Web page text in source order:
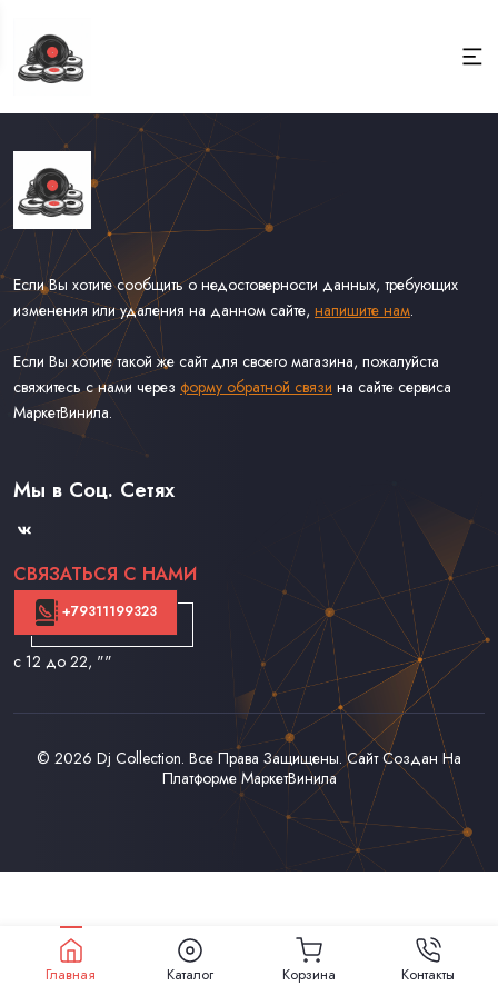
Если Вы хотите сообщить о недостоверности данных, требующих
изменения или удаления на данном сайте, напишите нам.
Если Вы хотите такой же сайт для своего магазина, пожалуйста
свяжитесь с нами через форму обратной связи на сайте сервиса
МаркетВинила.
Каталог Винила, CD и Кассет
Доставка и Оплата
Мы в Соц. Сетях
СВЯЗАТЬСЯ С НАМИ
+79311199323
с 12 до 22, ""
© 2026 Dj Collection. Все Права Защищены. Сайт Создан На
Платформе МаркетВинила
Главная Каталог Корзина Контакты